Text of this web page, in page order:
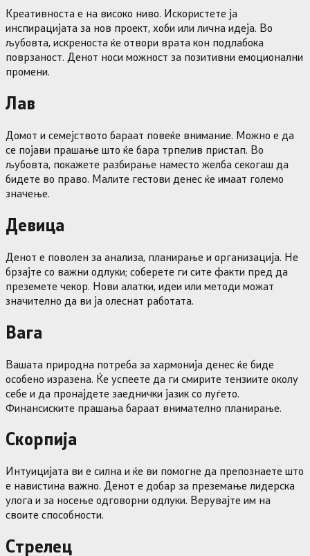
Креативноста е на високо ниво. Искористете ја
инспирацијата за нов проект, хоби или лична идеја. Во
љубовта, искреноста ќе отвори врата кон подлабока
поврзаност. Денот носи можност за позитивни емоционални
промени.
Лав
Домот и семејството бараат повеќе внимание. Можно е да
се појави прашање што ќе бара трпелив пристап. Во
љубовта, покажете разбирање наместо желба секогаш да
бидете во право. Малите гестови денес ќе имаат големо
значење.
Девица
Денот е поволен за анализа, планирање и организација. Не
брзајте со важни одлуки; соберете ги сите факти пред да
преземете чекор. Нови алатки, идеи или методи можат
значително да ви ја олеснат работата.
Вага
Вашата природна потреба за хармонија денес ќе биде
особено изразена. Ќе успеете да ги смирите тензиите околу
себе и да пронајдете заеднички јазик со луѓето.
Финансиските прашања бараат внимателно планирање.
Скорпија
Интуицијата ви е силна и ќе ви помогне да препознаете што
е навистина важно. Денот е добар за преземање лидерска
улога и за носење одговорни одлуки. Верувајте им на
своите способности.
Стрелец